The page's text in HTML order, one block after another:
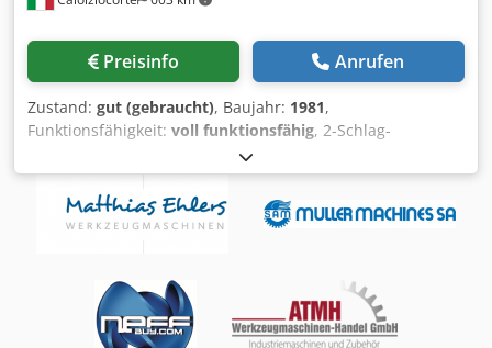
Preisinfo Anrufen
Zustand: gut (gebraucht), Baujahr: 1981,
Funktionsfähigkeit: voll funktionsfähig, 2-Schlag-
Kaltstauchmaschine NATIONAL M5 Für die Produktion von
teilgestanzten Teilen Voll funktionsfähig Frisch
generalüberholt! Neue Elektrik. Anzahl der Matrizen: 1
Teile pro Minute: 300 Dedstxni Nopfx Aa Ueck Nietlänge:
mm Stellfläche (Länge): 2.690 mm Leistung Hauptmotor:
7,5 kW Nettogewicht: 3.100 kg Bruttogewicht: 3.700 kg